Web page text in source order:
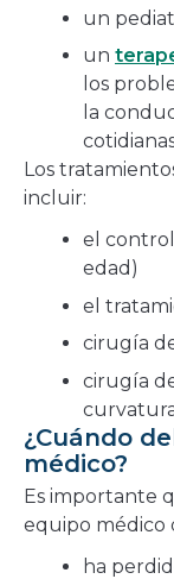
un
un
los
la
Los
incluir:
el control
edad)
el
cirugía
cirugía
¿Cuándo
médico?
Es importante
equipo médico
ha